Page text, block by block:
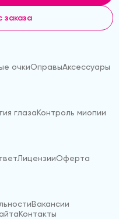
заказа
очкиОправыАксессуары
глазаКонтроль миопии
ЛицензииОферта
Вакансии
Контакты